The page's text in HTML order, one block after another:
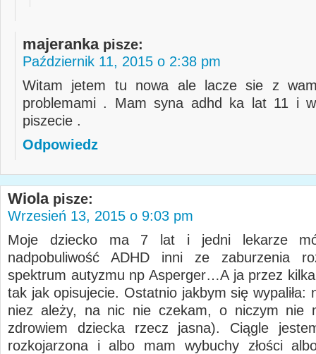
majeranka pisze:
Październik 11, 2015 o 2:38 pm
Witam jetem tu nowa ale lacze sie z
problemami . Mam syna adhd ka lat 11 i
piszecie .
Odpowiedz
Wiola pisze:
Wrzesień 13, 2015 o 9:03 pm
Moje dziecko ma 7 lat i jedni lekarze
nadpobuliwość ADHD inni ze zaburzenia
spektrum autyzmu np Asperger…A ja przez
tak jak opisujecie. Ostatnio jakbym się wypaliła:
niez ależy, na nic nie czekam, o niczym nie
zdrowiem dziecka rzecz jasna). Ciągle
rozkojarzona i albo mam wybuchy złości